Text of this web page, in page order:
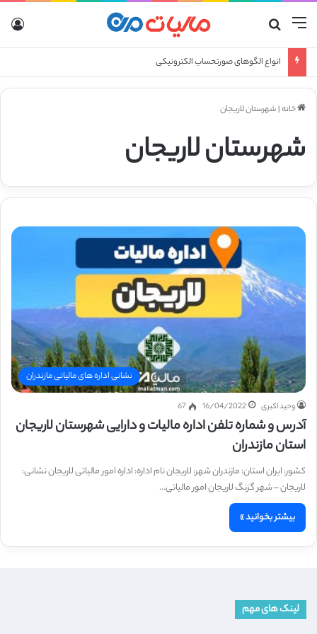
منو
انواع الگوهای صورتحساب الکترونیکی
خانه|شهرستان لاریجان
شهرستان لاریجان
نشانی اداره های مالیاتی مازندران
وحید اکبری 16/04/2022
67
آدرس و شماره تلفن اداره مالیات و دارایی شهرستان لاریجان
استان مازندران
کشور: ایران استان: مازندران شهر: لاریجان نام اداره: اداره امور مالیاتی لاریجان نشانی:
لاریجان – شهر گزنگ لاریجان امور مالیاتی…
بیشتر بخوانید »
لینک های مهم